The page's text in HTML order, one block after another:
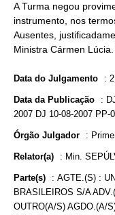
A Turma negou
instrumento, nos
Ausentes,
Ministra Cármen
Data do Julgamento :
Data da Publicação :
2007 DJ 10-08-2007 PP-
Órgão Julgador :
Relator(a) : Min.
Parte(s) : AGTE.(S) :
BRASILEIROS S/A
OUTRO(A/S) AGDO.(A/